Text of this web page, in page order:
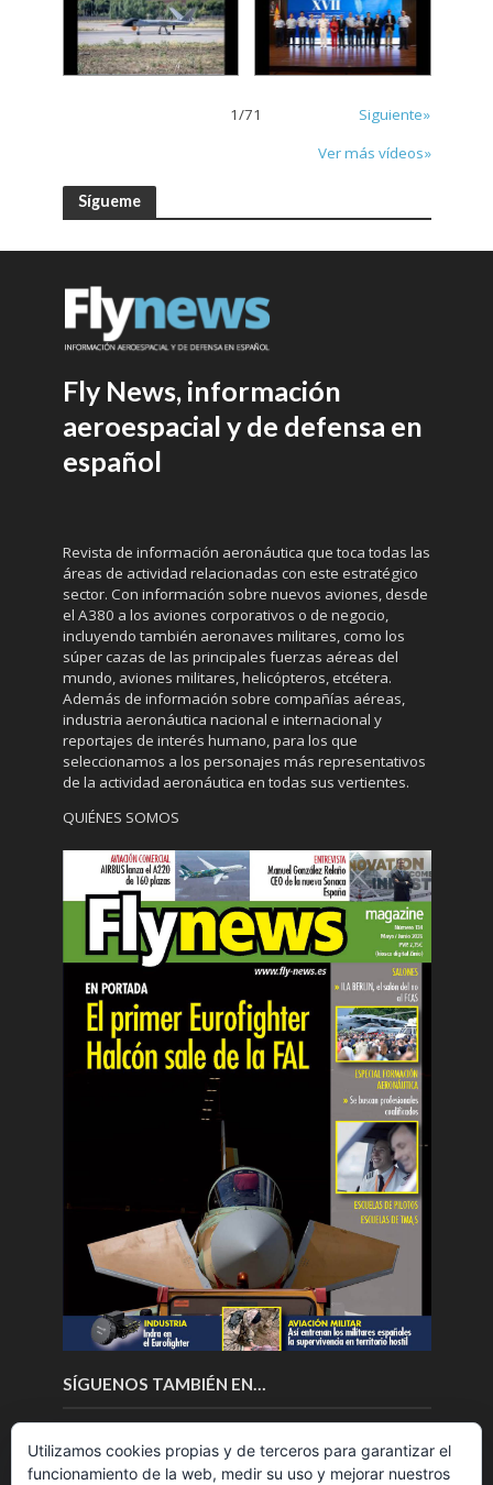
1/71
Siguiente»
Ver más vídeos»
Sígueme
Fly News, información
aeroespacial y de defensa en
español
Revista de información aeronáutica que toca todas las
áreas de actividad relacionadas con este estratégico
sector. Con información sobre nuevos aviones, desde
el A380 a los aviones corporativos o de negocio,
incluyendo también aeronaves militares, como los
súper cazas de las principales fuerzas aéreas del
mundo, aviones militares, helicópteros, etcétera.
Además de información sobre compañías aéreas,
industria aeronáutica nacional e internacional y
reportajes de interés humano, para los que
seleccionamos a los personajes más representativos
de la actividad aeronáutica en todas sus vertientes.
QUIÉNES SOMOS
SÍGUENOS TAMBIÉN EN…
Utilizamos cookies propias y de terceros para garantizar el
funcionamiento de la web, medir su uso y mejorar nuestros